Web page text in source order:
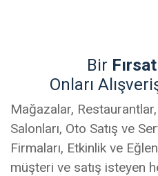
Bir
Onları
Mağazalar,
Salonları, Oto Satış ve
Firmaları, Etkinlik ve
müşteri ve satış isteyen